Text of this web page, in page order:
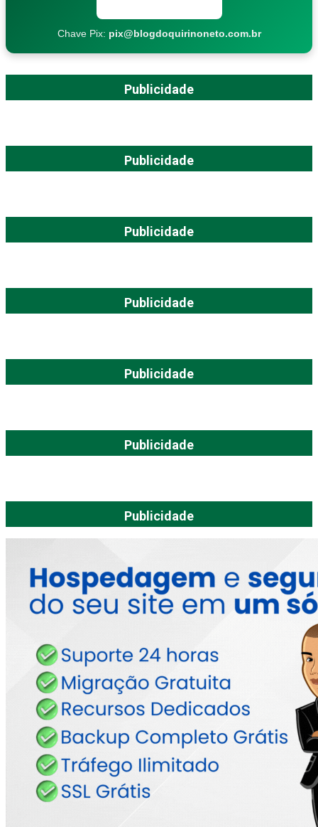
Chave Pix: pix@blogdoquirinoneto.com.br
Publicidade
Publicidade
Publicidade
Publicidade
Publicidade
Publicidade
Publicidade